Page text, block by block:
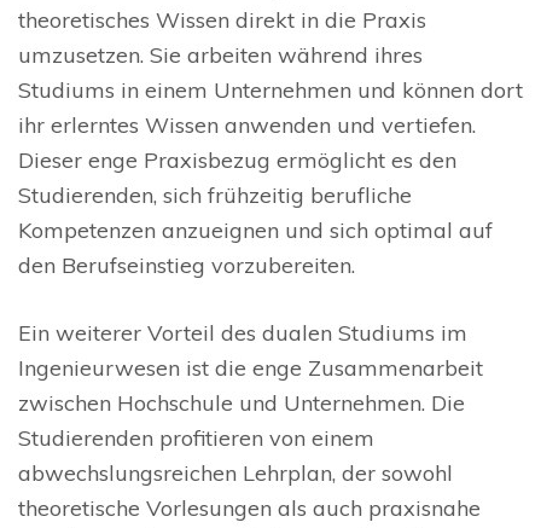
theoretisches Wissen direkt in die Praxis
umzusetzen. Sie arbeiten während ihres
Studiums in einem Unternehmen und können dort
ihr erlerntes Wissen anwenden und vertiefen.
Dieser enge Praxisbezug ermöglicht es den
Studierenden, sich frühzeitig berufliche
Kompetenzen anzueignen und sich optimal auf
den Berufseinstieg vorzubereiten.
Ein weiterer Vorteil des dualen Studiums im
Ingenieurwesen ist die enge Zusammenarbeit
zwischen Hochschule und Unternehmen. Die
Studierenden profitieren von einem
abwechslungsreichen Lehrplan, der sowohl
theoretische Vorlesungen als auch praxisnahe